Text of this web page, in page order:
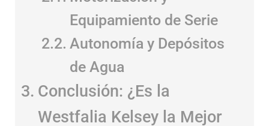
Equipamiento de Serie
Autonomía y Depósitos
de Agua
Conclusión: ¿Es la
Westfalia Kelsey la Mejor